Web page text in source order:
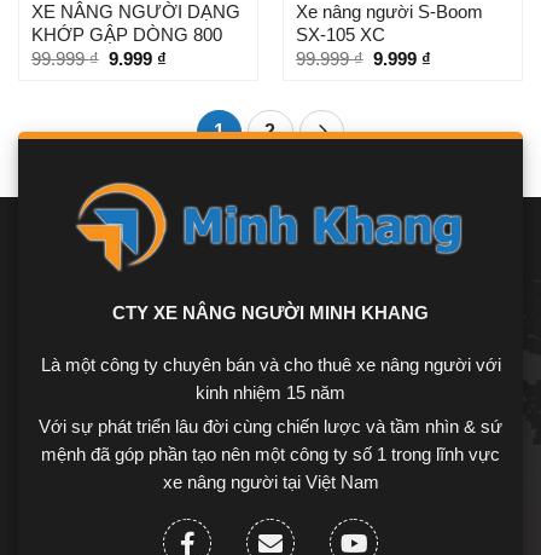
XE NÂNG NGƯỜI DẠNG
KHỚP GẬP DÒNG 800
99.999₫ 9.999 ₫
Xe nâng người S-Boom
SX-105 XC
99.999₫ 9.999 ₫
1 2
CTY XE NÂNG NGƯỜI MINH KHANG
Là một công ty chuyên bán và cho thuê xe nâng người với
kinh nhiệm 15 năm
Với sự phát triển lâu đời cùng chiến lược và tầm nhìn & sứ
mệnh đã góp phần tạo nên một công ty số 1 trong lĩnh vực
xe nâng người tại Việt Nam